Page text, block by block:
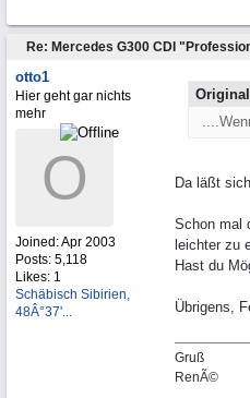
Re: Mercedes G300 CDI
otto1
Hier geht gar nichts
mehr
O
Joined:Apr 2003
Posts: 5,118
Likes: 1
Schäbisch Sibirien,
48Â°37'...
Da läßt
Schon mal
leichter zu
Hast du
Übrigens,
Gruß
RenÃ©